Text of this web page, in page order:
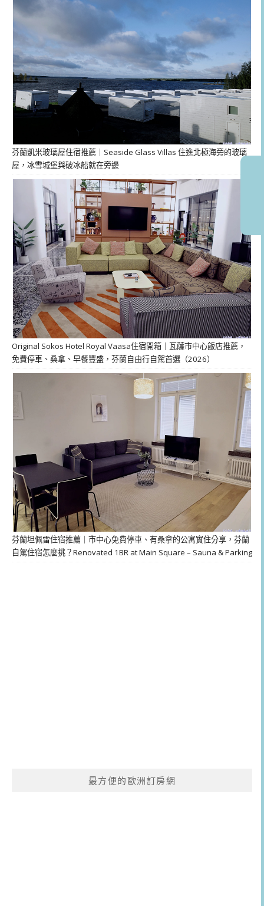
芬蘭凱米玻璃屋住宿推薦｜Seaside Glass Villas 住進北極海旁的玻璃
屋，冰雪城堡與破冰船就在旁邊
Original Sokos Hotel Royal Vaasa住宿開箱｜瓦薩市中心飯店推薦，
免費停車、桑拿、早餐豐盛，芬蘭自由行自駕首選（2026）
芬蘭坦佩雷住宿推薦｜市中心免費停車、有桑拿的公寓實住分享，芬蘭
自駕住宿怎麼挑？Renovated 1BR at Main Square – Sauna & Parking
最方便的歐洲訂房網